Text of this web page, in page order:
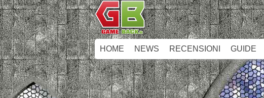
HOME NEWS RECENSIONI GUIDE